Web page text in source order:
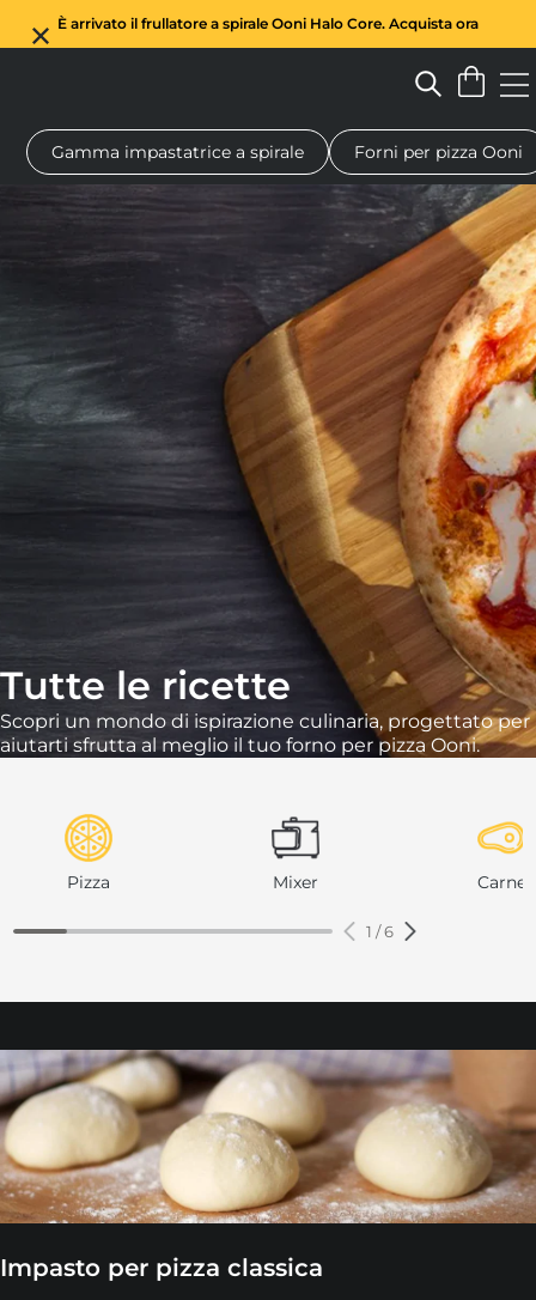
È arrivato il frullatore a spirale Ooni Halo Core. Acquista ora
ardesia
delle Highlands
delle Highlands
Forno a legna per pizza Impastatrice a spirale Regali
Gamma impastatrice a spirale Forni per pizza Ooni
Tutte le ricette
Scopri un mondo di ispirazione culinaria, progettato per
aiutartisfrutta al meglio il tuo forno per pizza Ooni.
Pizza Mixer Carne
1 / 6
Impasto per pizza classica